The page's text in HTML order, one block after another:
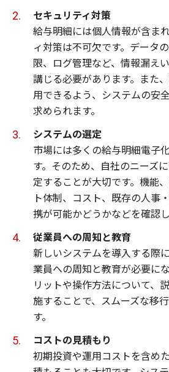
セキュリティ対策
給与明細には個人情報が含ま
ィ対策は不可欠です。データ
限、ログ管理など、情報漏え
講じる必要があります。また
用できるよう、システムの安
求められます。
システムの選定
市場には多くの給与明細電子
す。そのため、自社のニーズ
定することが大切です。機能
ト体制、コスト、既存の人事
携が可能かどうかなどを確認し
従業員への周知と教育
新しいシステムを導入する際
業員への周知と教育が必要に
リットや操作方法について、
施することで、スムーズな移
す。
コストの見積もり
初期投資や運用コストを含め